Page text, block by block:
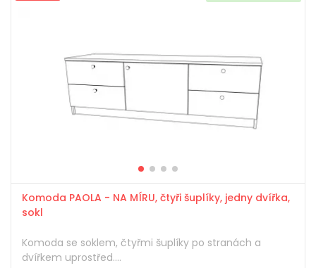
Komoda PAOLA - NA MÍRU, čtyři šuplíky, jedny dvířka,
sokl
Komoda se soklem, čtyřmi šuplíky po stranách a
dvířkem uprostřed....